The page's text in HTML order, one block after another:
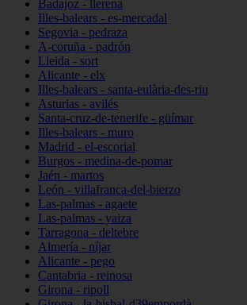
Badajoz - llerena
Illes-balears - es-mercadal
Segovia - pedraza
A-coruña - padrón
Lleida - sort
Alicante - elx
Illes-balears - santa-eulària-des-riu
Asturias - avilés
Santa-cruz-de-tenerife - güímar
Illes-balears - muro
Madrid - el-escorial
Burgos - medina-de-pomar
Jaén - martos
León - villafranca-del-bierzo
Las-palmas - agaete
Las-palmas - yaiza
Tarragona - deltebre
Almería - níjar
Alicante - pego
Cantabria - reinosa
Girona - ripoll